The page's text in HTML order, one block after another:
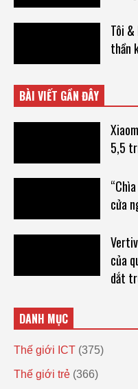
Tôi
thần
BÀI VIẾT GẦN ĐÂY
5,5
cửa
của
dắt
DANH MỤC
Thế giới ICT (375)
Thế giới trẻ (366)